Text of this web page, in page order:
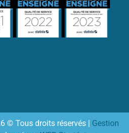
© Tous droits réservés | Gestion